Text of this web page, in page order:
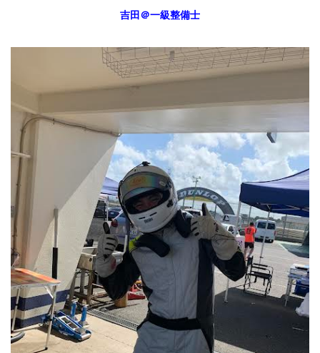
吉田＠一級整備士